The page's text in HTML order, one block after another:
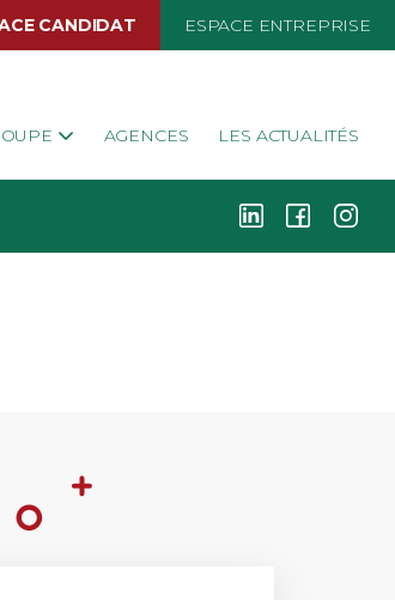
CANDIDAT ESPACE ENTREPRISE
AGENCES LES ACTUALITÉS
k i j